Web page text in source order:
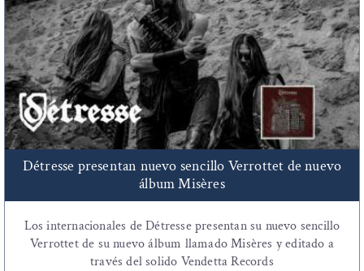
Détresse presentan nuevo sencillo Verrottet de nuevo
álbum Misères
Los internacionales de Détresse presentan su nuevo sencillo
Verrottet de su nuevo álbum llamado Misères y editado a
través del solido Vendetta Records